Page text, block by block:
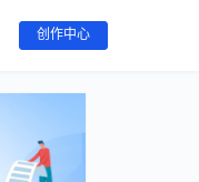
创作中心